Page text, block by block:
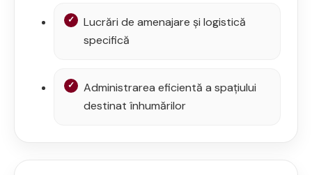
Lucrări de amenajare și logistică
specifică
Administrarea eficientă a spațiului
destinat înhumărilor